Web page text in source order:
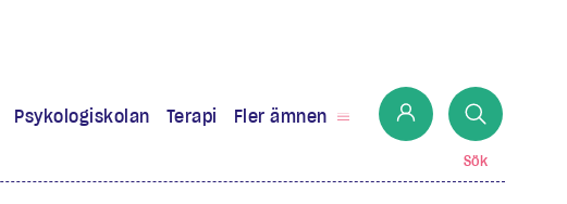
Psykologiskolan Terapi Fler ämnen
Sök